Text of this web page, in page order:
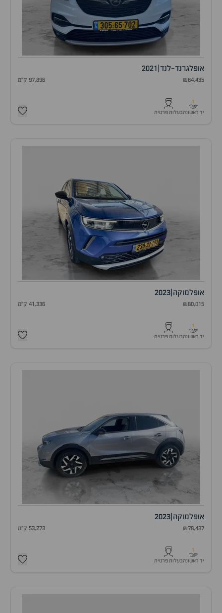
אופלגרנד-לנד 2021
₪64,435 97,896 ק"מ
1
יד ראשונהבעלות פרטית
אופלמוקה 2023
₪80,015 41,336 ק"מ
1
יד ראשונהבעלות פרטית
אופלמוקה 2023
₪78,437 53,273 ק"מ
1
יד ראשונהבעלות פרטית